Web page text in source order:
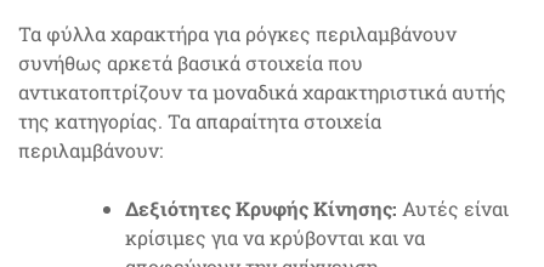
Τα φύλλα χαρακτήρα για ρόγκες περιλαμβάνουν
συνήθως αρκετά βασικά στοιχεία που
αντικατοπτρίζουν τα μοναδικά χαρακτηριστικά αυτής
της κατηγορίας. Τα απαραίτητα στοιχεία
περιλαμβάνουν:
Δεξιότητες Κρυφής Κίνησης: Αυτές είναι
κρίσιμες για να κρύβονται και να